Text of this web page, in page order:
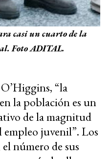
casi un cuarto de la
Foto ADITAL.
“la
la población es un
de la magnitud
empleo juvenil”. Los
número de sus